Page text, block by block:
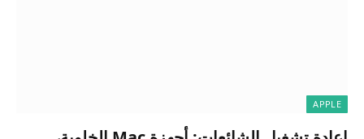
APPLE